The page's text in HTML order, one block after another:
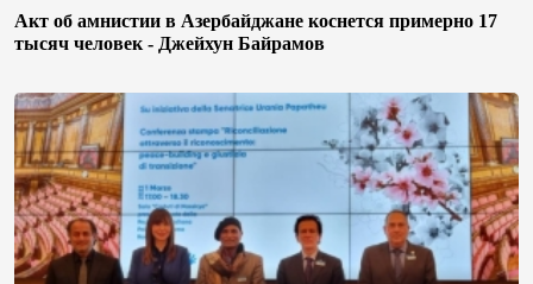
Акт об амнистии в Азербайджане коснется примерно 17
тысяч человек - Джейхун Байрамов